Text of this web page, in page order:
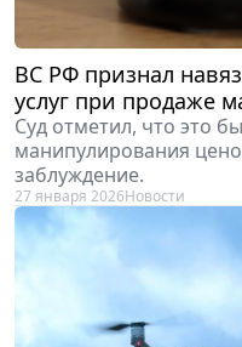
ВС РФ признал
услуг при продаже
Суд отметил, что это
манипулирования
заблуждение.
27 января 2026Новости